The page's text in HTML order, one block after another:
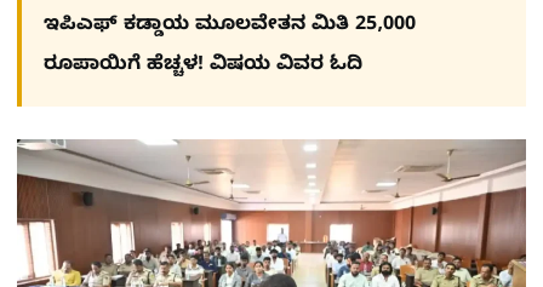
ಇಪಿಎಫ್ ಕಡ್ಡಾಯ ಮೂಲವೇತನ ಮಿತಿ 25,000
ರೂಪಾಯಿಗೆ ಹೆಚ್ಚಳ! ವಿಷಯ ವಿವರ ಓದಿ